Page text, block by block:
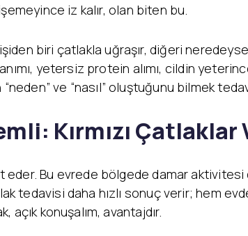
iz kalır, olan biten bu.
biri çatlakla uğraşır, diğeri
yetersiz protein alımı, cildin
ve “nasıl” oluştuğunu bilmek
Kırmızı
eder. Bu evrede bölgede damar
tedavisi daha hızlı sonuç verir; hem
açık konuşalım, avantajdır.